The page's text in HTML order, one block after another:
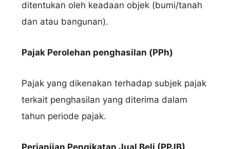
ditentukan oleh keadaan objek (bumi/tanah
dan atau bangunan).
Pajak Perolehan penghasilan (PPh)
Pajak yang dikenakan terhadap subjek pajak
terkait penghasilan yang diterima dalam
tahun periode pajak.
Perjanjian Pengikatan Jual Beli (PPJB)